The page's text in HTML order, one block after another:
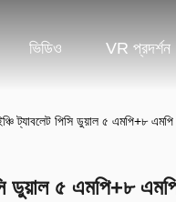
ভিডিও VR প্রদর্শন
ট্যাবলেট পিসি ডুয়াল ৫ এমপি+৮
ডুয়াল ৫ এমপি+৮